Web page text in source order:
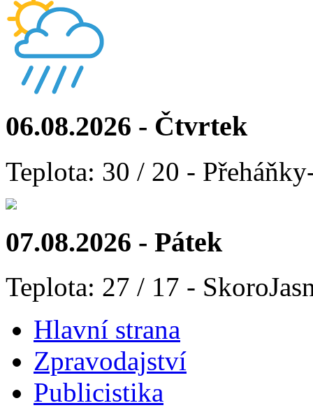
06.08.2026 - Čtvrtek
Teplota: 30 / 20 -
07.08.2026 - Pátek
Teplota: 27 / 17 -
Hlavní strana
Zpravodajství
Publicistika